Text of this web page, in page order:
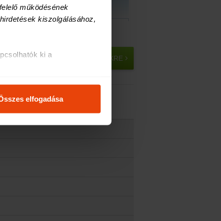
működésének
kiszolgálásához,
ki a
valamint
megosztjuk az Ön
elfogadása
2026.05.01 2026.06.01 2026.07.01
TOVÁBB A KGFB INDEXRE